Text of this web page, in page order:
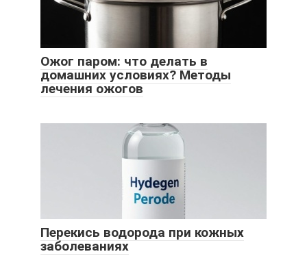
Ожог паром: что делать в
домашних условиях? Методы
лечения ожогов
Перекись водорода при кожных
заболеваниях